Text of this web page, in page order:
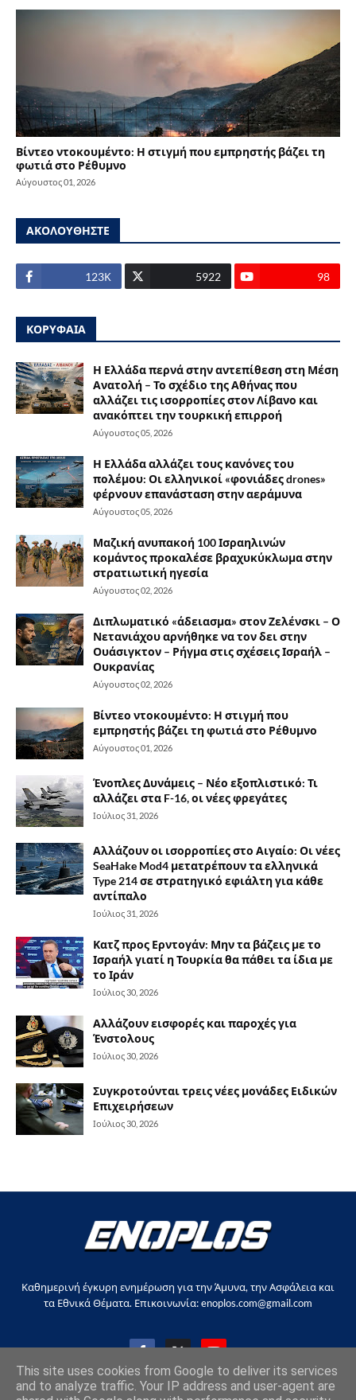
Βίντεο ντοκουμέντο: Η στιγμή που εμπρηστής βάζει τη
φωτιά στο Ρέθυμνο
Αύγουστος 01, 2026
ΑΚΟΛΟΥΘΗΣΤΕ
123Κ 5922 98
ΚΟΡΥΦΑΙΑ
Η Ελλάδα περνά στην αντεπίθεση στη Μέση
Ανατολή – Το σχέδιο της Αθήνας που
αλλάζει τις ισορροπίες στον Λίβανο και
ανακόπτει την τουρκική επιρροή
Αύγουστος 05, 2026
Η Ελλάδα αλλάζει τους κανόνες του
πολέμου: Οι ελληνικοί «φονιάδες drones»
φέρνουν επανάσταση στην αεράμυνα
Αύγουστος 05, 2026
Μαζική ανυπακοή 100 Ισραηλινών
κομάντος προκαλέσε βραχυκύκλωμα στην
στρατιωτική ηγεσία
Αύγουστος 02, 2026
Διπλωματικό «άδειασμα» στον Ζελένσκι – Ο
Νετανιάχου αρνήθηκε να τον δει στην
Ουάσιγκτον – Ρήγμα στις σχέσεις Ισραήλ –
Ουκρανίας
Αύγουστος 02, 2026
Βίντεο ντοκουμέντο: Η στιγμή που
εμπρηστής βάζει τη φωτιά στο Ρέθυμνο
Αύγουστος 01, 2026
Ένοπλες Δυνάμεις – Νέο εξοπλιστικό: Τι
αλλάζει στα F-16, οι νέες φρεγάτες
Ιούλιος 31, 2026
Αλλάζουν οι ισορροπίες στο Αιγαίο: Οι νέες
SeaHake Mod4 μετατρέπουν τα ελληνικά
Type 214 σε στρατηγικό εφιάλτη για κάθε
αντίπαλο
Ιούλιος 31, 2026
Κατζ προς Ερντογάν: Μην τα βάζεις με το
Ισραήλ γιατί η Τουρκία θα πάθει τα ίδια με
το Ιράν
Ιούλιος 30, 2026
Αλλάζουν εισφορές και παροχές για
Ένστολους
Ιούλιος 30, 2026
Συγκροτούνται τρεις νέες μονάδες Ειδικών
Επιχειρήσεων
Ιούλιος 30, 2026
Καθημερινή έγκυρη ενημέρωση για την Άμυνα, την Ασφάλεια και
τα Εθνικά Θέματα. Επικοινωνία: enoplos.com@gmail.com
This site uses cookies from Google to deliver its services
and to analyze traffic. Your IP address and user-agent are